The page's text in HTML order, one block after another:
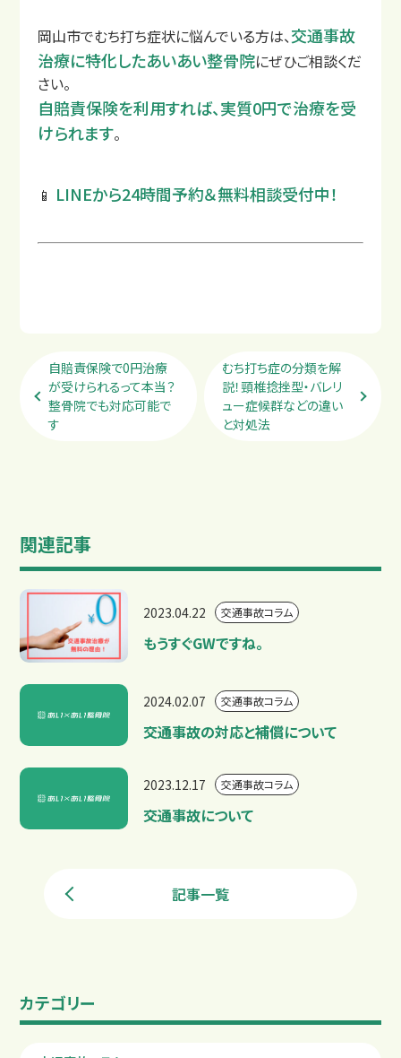
岡山市でむち打ち症状に悩んでいる方は、交通事故
治療に特化したあいあい整骨院にぜひご相談くだ
さい。
自賠責保険を利用すれば、実質0円で治療を受
けられます。
📱 LINEから24時間予約＆無料相談受付中！
むち打ち症の分類を解
説！頸椎捻挫型・バレリ
ュー症候群などの違い
と対処法
自賠責保険で0円治療
が受けられるって本当？
整骨院でも対応可能で
す
関連記事
2023.04.22 交通事故コラム
もうすぐGWですね。
2024.02.07 交通事故コラム
交通事故の対応と補償について
2023.12.17 交通事故コラム
交通事故について
記事一覧
カテゴリー